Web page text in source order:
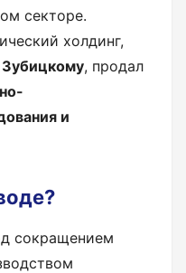
секторе.
холдинг,
, продал
и
сокращением